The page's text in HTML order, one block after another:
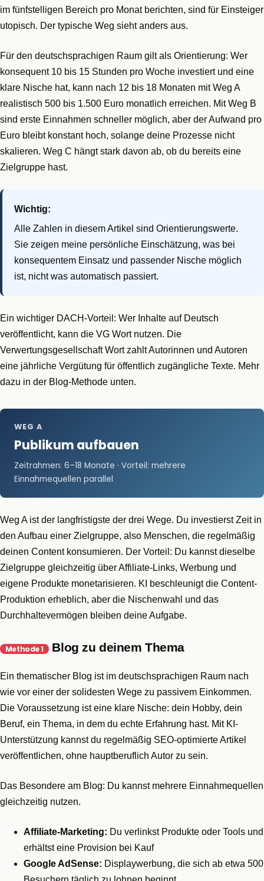
im fünfstelligen Bereich pro Monat berichten, sind für Einsteiger
utopisch. Der typische Weg sieht anders aus.
Für den deutschsprachigen Raum gilt als Orientierung: Wer
konsequent 10 bis 15 Stunden pro Woche investiert und eine
klare Nische hat, kann nach 12 bis 18 Monaten mit Weg A
realistisch 500 bis 1.500 Euro monatlich erreichen. Mit Weg B
sind erste Einnahmen schneller möglich, aber der Aufwand pro
Euro bleibt konstant hoch, solange deine Prozesse nicht
skalieren. Weg C hängt stark davon ab, ob du bereits eine
Zielgruppe hast.
Wichtig:
Alle Zahlen in diesem Artikel sind Orientierungswerte.
Sie zeigen meine persönliche Einschätzung, was bei
konsequentem Einsatz und passender Nische möglich
ist, nicht was automatisch passiert.
Ein wichtiger DACH-Vorteil: Wer Inhalte auf Deutsch
veröffentlicht, kann die VG Wort nutzen. Die
Verwertungsgesellschaft Wort zahlt Autorinnen und Autoren
eine jährliche Vergütung für öffentlich zugängliche Texte. Mehr
dazu in der Blog-Methode unten.
WEG A
Publikum aufbauen
Zeitrahmen: 6–18 Monate · Vorteil: mehrere
Einnahmequellen parallel
Weg A ist der langfristigste der drei Wege. Du investierst Zeit in
den Aufbau einer Zielgruppe, also Menschen, die regelmäßig
deinen Content konsumieren. Der Vorteil: Du kannst dieselbe
Zielgruppe gleichzeitig über Affiliate-Links, Werbung und
eigene Produkte monetarisieren. KI beschleunigt die Content-
Produktion erheblich, aber die Nischenwahl und das
Durchhaltevermögen bleiben deine Aufgabe.
Methode 1 Blog zu deinem Thema
Ein thematischer Blog ist im deutschsprachigen Raum nach
wie vor einer der solidesten Wege zu passivem Einkommen.
Die Voraussetzung ist eine klare Nische: dein Hobby, dein
Beruf, ein Thema, in dem du echte Erfahrung hast. Mit KI-
Unterstützung kannst du regelmäßig SEO-optimierte Artikel
veröffentlichen, ohne hauptberuflich Autor zu sein.
Das Besondere am Blog: Du kannst mehrere Einnahmequellen
gleichzeitig nutzen.
Affiliate-Marketing: Du verlinkst Produkte oder Tools und
erhältst eine Provision bei Kauf
Google AdSense: Displaywerbung, die sich ab etwa 500